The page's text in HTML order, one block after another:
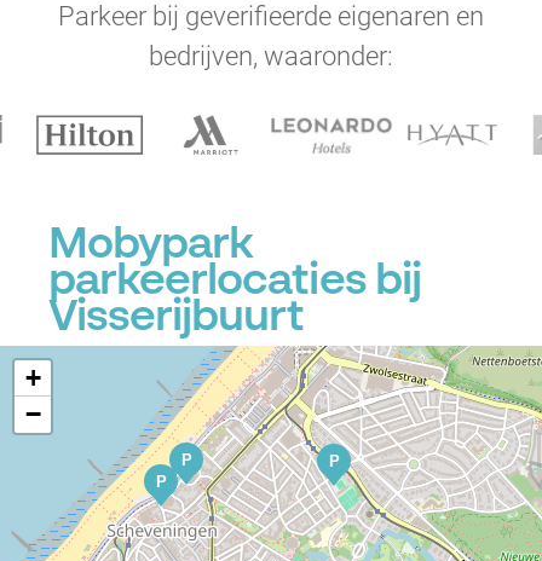
Parkeer bij geverifieerde eigenaren en
bedrijven, waaronder:
Mobypark
parkeerlocaties bij
Visserijbuurt
P
P
P
+
−